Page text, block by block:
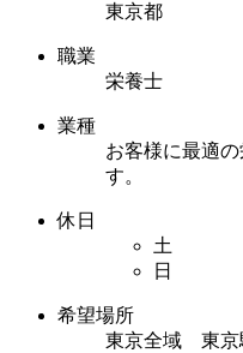
東京都
職業
栄養士
業種
お客様に最適
す。
休日
土
日
希望場所
東京全域 東